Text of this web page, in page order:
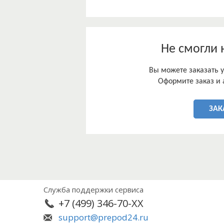
Земля как объект отношений,
недвижимым имуществом,
правовом регулировании
применение норм различной
гражданского права.
гражданским, земельным
Не смогли
Вы можете заказать
Оформите заказ и
Служба поддержки сервиса
+7 (499) 346-70-XX
support@prepod24.ru